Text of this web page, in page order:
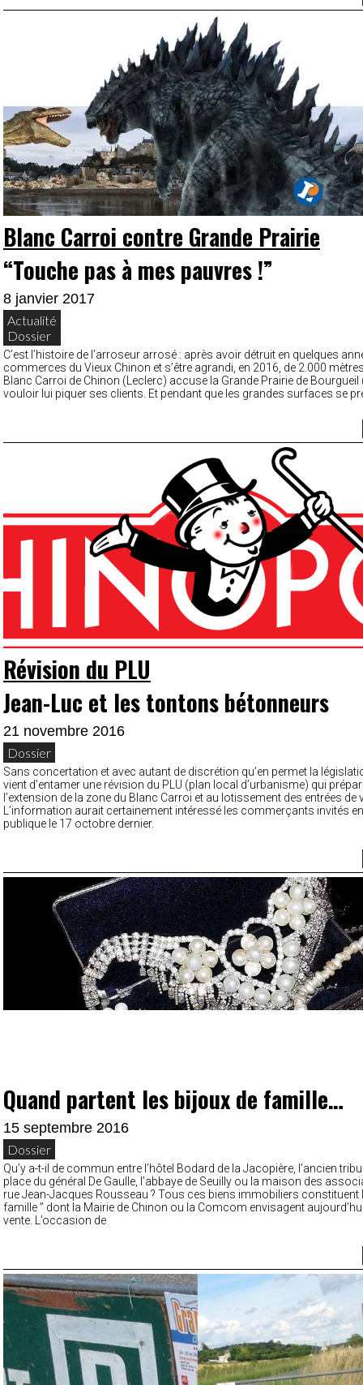
Blanc Carroi contre Grande Prairie
“Touche pas à mes pauvres !”
8 janvier 2017
Actualité
Dossier
C’est l’histoire de l’arroseur arrosé : après avoir détruit en quelques
commerces du Vieux Chinon et s’être agrandi, en 2016, de 2.000
Blanc Carroi de Chinon (Leclerc) accuse la Grande Prairie de Bourgueil
vouloir lui piquer ses clients. Et pendant que les grandes surfaces se
Révision du PLU
Jean-Luc et les tontons bétonneurs
21 novembre 2016
Dossier
Sans concertation et avec autant de discrétion qu’en permet la
vient d’entamer une révision du PLU (plan local d’urbanisme) qui
l’extension de la zone du Blanc Carroi et au lotissement des entrées de
L’information aurait certainement intéressé les commerçants invités
publique le 17 octobre dernier.
Quand partent les bijoux de famille…
15 septembre 2016
Dossier
Qu’y a-t-il de commun entre l’hôtel Bodard de la Jacopière, l’ancien
place du général De Gaulle, l’abbaye de Seuilly ou la maison des
rue Jean-Jacques Rousseau ? Tous ces biens immobiliers constituent
famille ” dont la Mairie de Chinon ou la Comcom envisagent
vente. L’occasion de